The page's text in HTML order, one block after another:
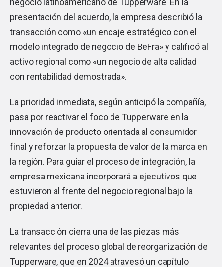
negocio latinoamericano de Tupperware. En la
presentación del acuerdo, la empresa describió la
transacción como «un encaje estratégico con el
modelo integrado de negocio de BeFra» y calificó al
activo regional como «un negocio de alta calidad
con rentabilidad demostrada».
La prioridad inmediata, según anticipó la compañía,
pasa por reactivar el foco de Tupperware en la
innovación de producto orientada al consumidor
final y reforzar la propuesta de valor de la marca en
la región. Para guiar el proceso de integración, la
empresa mexicana incorporará a ejecutivos que
estuvieron al frente del negocio regional bajo la
propiedad anterior.
La transacción cierra una de las piezas más
relevantes del proceso global de reorganización de
Tupperware, que en 2024 atravesó un capítulo